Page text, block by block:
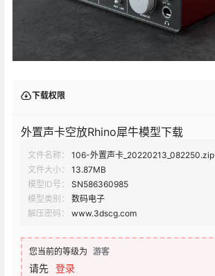
下载权限
外置声卡空放Rhino犀牛模型下载
文件名称：
106-外置声卡_20220213_082250.zip
文件大小：
13.87MB
模型ID号：
SN586360985
模型类别：
数码电子
解压密码：
www.3dscg.com
您当前的等级为 游客
请先 登录